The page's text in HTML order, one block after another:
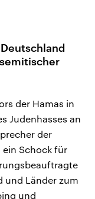
der Hamas in
Judenhasses an
der
ein Schock für
und Länder zum
und